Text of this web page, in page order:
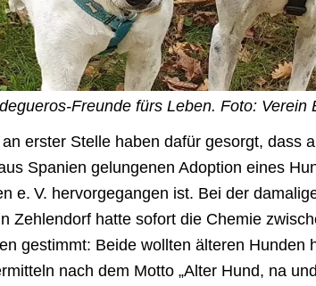
Freunde fürs Leben. Foto: Verein
erster Stelle haben dafür gesorgt, dass
Spanien gelungenen Adoption eines
e. V. hervorgegangen ist. Bei der
Zehlendorf hatte sofort die Chemie
gestimmt: Beide wollten älteren Hunden
nach dem Motto „Alter Hund, na